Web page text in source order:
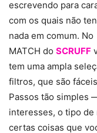
escrevendo para
com os quais não
nada em comum. No
MATCH do SCRUFF
tem uma ampla
filtros, que são
Passos tão simples
interesses, o tipo
certas coisas que